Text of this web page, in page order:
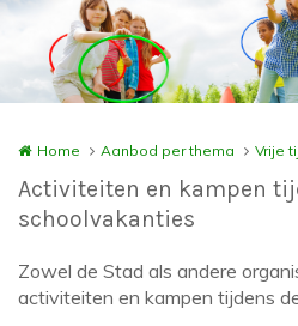
Home Aanbod per thema Vrije
Activiteiten en kampen
schoolvakanties
Zowel de Stad als andere
activiteiten en kampen tijdens